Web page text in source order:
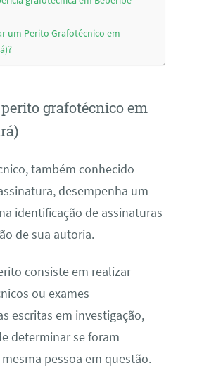
um Perito Grafotécnico em
grafotécnico em
também conhecido
desempenha um
identificação de assinaturas
de sua autoria.
consiste em realizar
ou exames
escritas em investigação,
determinar se foram
pessoa em questão.